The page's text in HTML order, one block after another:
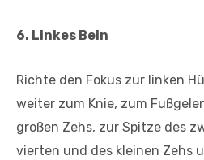
6. Linkes Bein
Richte den Fokus zur linken
weiter zum Knie, zum
großen Zehs, zur Spitze des
vierten und des kleinen Zehs